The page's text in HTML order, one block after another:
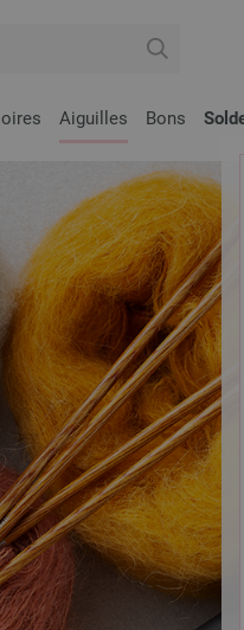
Aiguilles Bons